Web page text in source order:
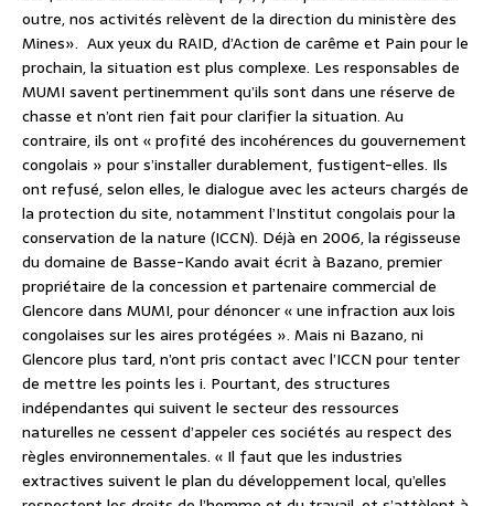
outre, nos activités relèvent de la direction du ministère des
Mines». Aux yeux du RAID, d’Action de carême et Pain pour le
prochain, la situation est plus complexe. Les responsables de
MUMI savent pertinemment qu’ils sont dans une réserve de
chasse et n’ont rien fait pour clarifier la situation. Au
contraire, ils ont « profité des incohérences du gouvernement
congolais » pour s’installer durablement, fustigent-elles. Ils
ont refusé, selon elles, le dialogue avec les acteurs chargés de
la protection du site, notamment l’Institut congolais pour la
conservation de la nature (ICCN). Déjà en 2006, la régisseuse
du domaine de Basse-Kando avait écrit à Bazano, premier
propriétaire de la concession et partenaire commercial de
Glencore dans MUMI, pour dénoncer « une infraction aux lois
congolaises sur les aires protégées ». Mais ni Bazano, ni
Glencore plus tard, n’ont pris contact avec l’ICCN pour tenter
de mettre les points les i. Pourtant, des structures
indépendantes qui suivent le secteur des ressources
naturelles ne cessent d’appeler ces sociétés au respect des
règles environnementales. « Il faut que les industries
extractives suivent le plan du développement local, qu’elles